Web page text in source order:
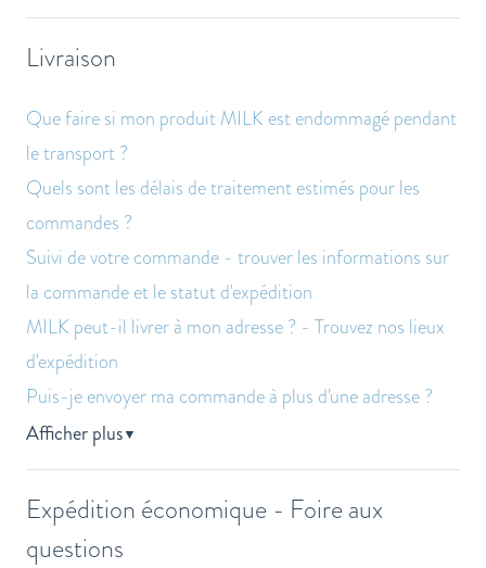
Livraison
Que faire si mon produit MILK est endommagé pendant
le transport ?
Quels sont les délais de traitement estimés pour les
commandes ?
Suivi de votre commande - trouver les informations sur
la commande et le statut d'expédition
MILK peut-il livrer à mon adresse ? - Trouvez nos lieux
d'expédition
Puis-je envoyer ma commande à plus d'une adresse ?
Afficher plus▼
Expédition économique - Foire aux
questions